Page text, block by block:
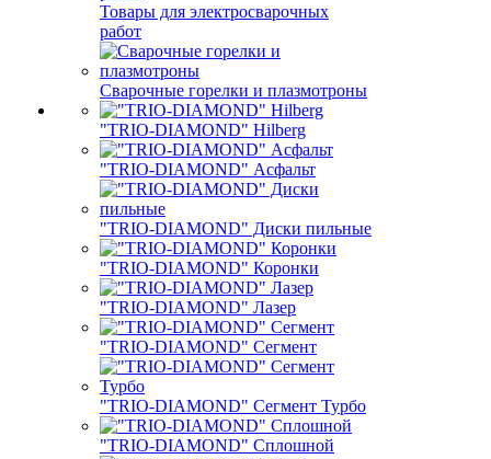
Товары для электросварочных
работ
Сварочные горелки и плазмотроны
"TRIO-DIAMOND" Hilberg
"TRIO-DIAMOND" Асфальт
"TRIO-DIAMOND" Диски пильные
"TRIO-DIAMOND" Коронки
"TRIO-DIAMOND" Лазер
"TRIO-DIAMOND" Сегмент
"TRIO-DIAMOND" Сегмент Турбо
"TRIO-DIAMOND" Сплошной